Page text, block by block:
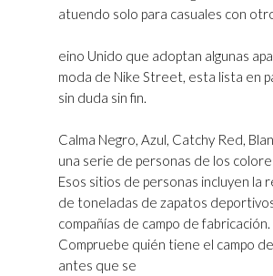
atuendo solo para casuales con
eino Unido que adoptan algunas
moda de Nike Street, esta lista en
sin duda sin fin.
Calma Negro, Azul, Catchy Red,
una serie de personas de los
Esos sitios de personas incluyen la
de toneladas de zapatos
compañías de campo de fabricación.
Compruebe quién tiene el campo
antes que se